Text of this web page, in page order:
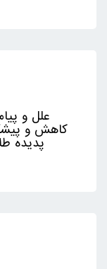
علل و
کاهش و